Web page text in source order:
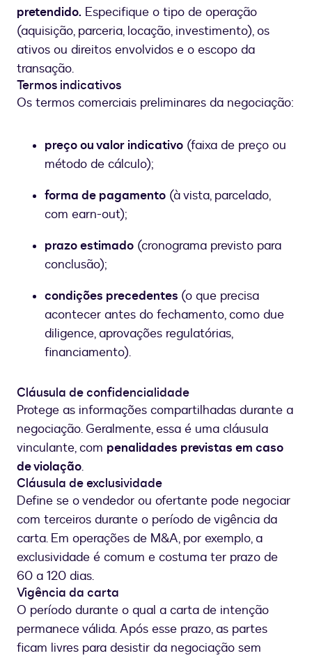
pretendido. Especifique o tipo de operação
(aquisição, parceria, locação, investimento), os
ativos ou direitos envolvidos e o escopo da
transação.
Termos indicativos
Os termos comerciais preliminares da negociação:
preço ou valor indicativo (faixa de preço ou
método de cálculo);
forma de pagamento (à vista, parcelado,
com earn-out);
prazo estimado (cronograma previsto para
conclusão);
condições precedentes (o que precisa
acontecer antes do fechamento, como due
diligence, aprovações regulatórias,
financiamento).
Cláusula de confidencialidade
Protege as informações compartilhadas durante a
negociação. Geralmente, essa é uma cláusula
vinculante, com penalidades previstas em caso
de violação.
Cláusula de exclusividade
Define se o vendedor ou ofertante pode negociar
com terceiros durante o período de vigência da
carta. Em operações de M&A, por exemplo, a
exclusividade é comum e costuma ter prazo de
60 a 120 dias.
Vigência da carta
O período durante o qual a carta de intenção
permanece válida. Após esse prazo, as partes
ficam livres para desistir da negociação sem